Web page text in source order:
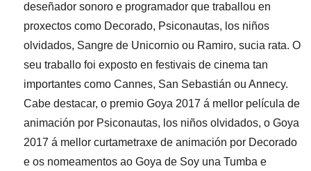
deseñador sonoro e programador que traballou en
proxectos como Decorado, Psiconautas, los niños
olvidados, Sangre de Unicornio ou Ramiro, sucia rata. O
seu traballo foi exposto en festivais de cinema tan
importantes como Cannes, San Sebastián ou Annecy.
Cabe destacar, o premio Goya 2017 á mellor película de
animación por Psiconautas, los niños olvidados, o Goya
2017 á mellor curtametraxe de animación por Decorado
e os nomeamentos ao Goya de Soy una Tumba e